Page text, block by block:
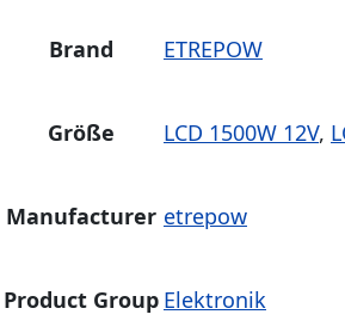
Brand ETREPOW
Größe LCD 1500W 12V,
Manufacturer etrepow
Product Group Elektronik